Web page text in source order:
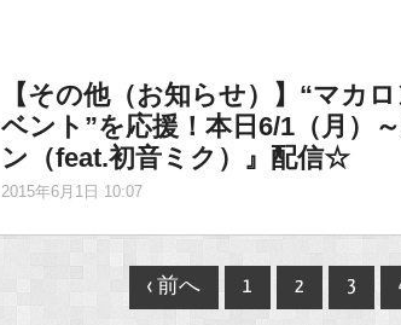
【その他（お知らせ）】“マカ
ベント”を応援！本日6/1（月）
ン（feat.初音ミク）』配信☆
2015年6月1日 10:07
‹ 前へ 1 2 3